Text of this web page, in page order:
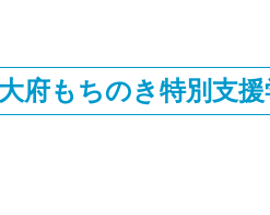
府もちのき特別支援